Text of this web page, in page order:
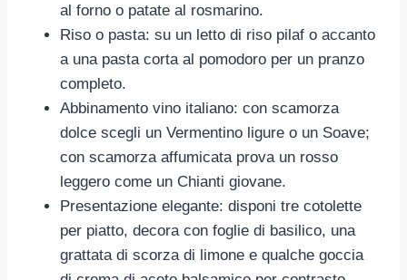
al forno o patate al rosmarino.
Riso o pasta: su un letto di riso pilaf o accanto
a una pasta corta al pomodoro per un pranzo
completo.
Abbinamento vino italiano: con scamorza
dolce scegli un Vermentino ligure o un Soave;
con scamorza affumicata prova un rosso
leggero come un Chianti giovane.
Presentazione elegante: disponi tre cotolette
per piatto, decora con foglie di basilico, una
grattata di scorza di limone e qualche goccia